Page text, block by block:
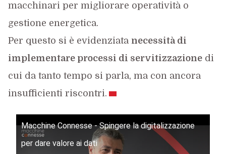
macchinari per migliorare operatività o
gestione energetica.
Per questo si è evidenziata necessità di
implementare processi di servitizzazionedi
cui da tanto tempo si parla, ma con ancora
insufficienti riscontri.
Macchine Connesse - Spingere la digitalizzazione
per dare valore ai dati